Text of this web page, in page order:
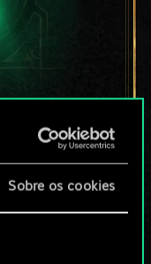
Sobre os cookies
isto é